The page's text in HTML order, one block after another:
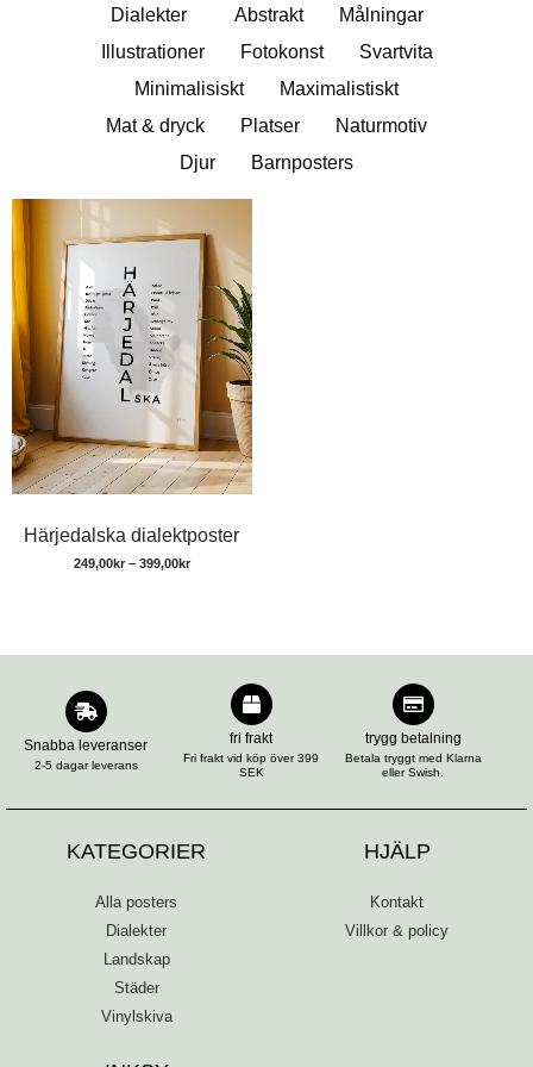
Dialekter Abstrakt
Målningar
Illustrationer
Fotokonst
Svartvita
Minimalisiskt
Maximalistiskt
Mat & dryck
Platser
Naturmotiv
Djur
Barnposters
Härjedalska dialektposter
249,00kr – 399,00kr
Prisintervall:
Snabba leveranser
2-5 dagar leverans
fri frakt
Fri frakt vid köp över 399
SEK
trygg betalning
Betala tryggt med Klarna
eller Swish.
KATEGORIER
Alla posters
Dialekter
Landskap
Städer
Vinylskiva
HJÄLP
Kontakt
Villkor & policy